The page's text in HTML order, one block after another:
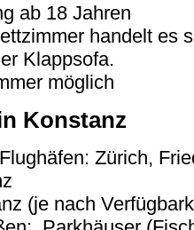
ab 18 Jahren
handelt es
Klappsofa.
möglich
Konstanz
Zürich,
(je nach